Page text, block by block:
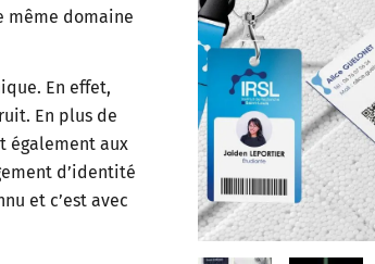
même domaine
En effet,
En plus de
également aux
d’identité
et c’est avec